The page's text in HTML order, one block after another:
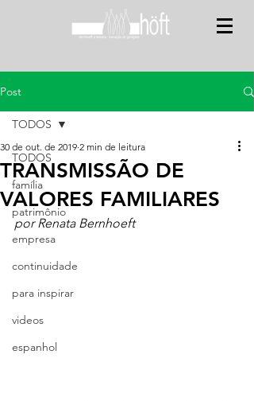
Post
TODOS
família
patrimônio
empresa
continuidade
para inspirar
videos
espanhol
TODOS
TRANSMISSÃO DE
VALORES FAMILIARES
30 de out. de 2019 2 min de leitura
por Renata Bernhoeft